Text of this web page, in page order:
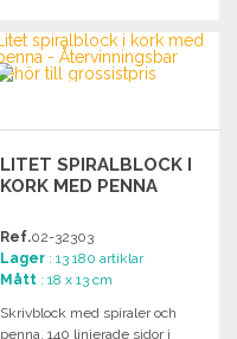
BESTÄLL
Begär offert
LITET SPIRALBLOCK I
KORK MED PENNA
Ref.02-32303
Lager : 13 180 artiklar
Mått : 18 x 13 cm
Skrivblock med spiraler och
penna, 140 linjerade sidor i